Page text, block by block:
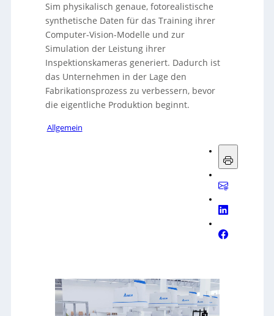
Sim physikalisch genaue, fotorealistische
synthetische Daten für das Training ihrer
Computer-Vision-Modelle und zur
Simulation der Leistung ihrer
Inspektionskameras generiert. Dadurch ist
das Unternehmen in der Lage den
Fabrikationsprozess zu verbessern, bevor
die eigentliche Produktion beginnt.
Allgemein